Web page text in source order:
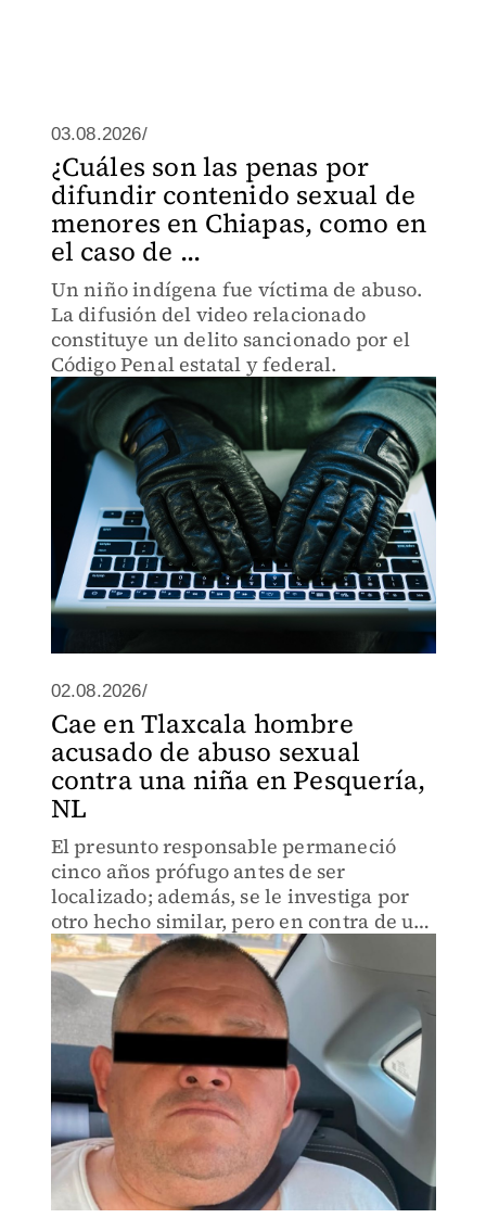
03.08.2026/
¿Cuáles son las penas por
difundir contenido sexual de
menores en Chiapas, como en
el caso de ...
Un niño indígena fue víctima de abuso.
La difusión del video relacionado
constituye un delito sancionado por el
Código Penal estatal y federal.
02.08.2026/
Cae en Tlaxcala hombre
acusado de abuso sexual
contra una niña en Pesquería,
NL
El presunto responsable permaneció
cinco años prófugo antes de ser
localizado; además, se le investiga por
otro hecho similar, pero en contra de un
menor de 10 años.